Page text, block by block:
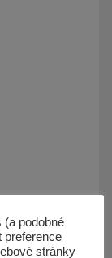
(a podobné
preference
stránky